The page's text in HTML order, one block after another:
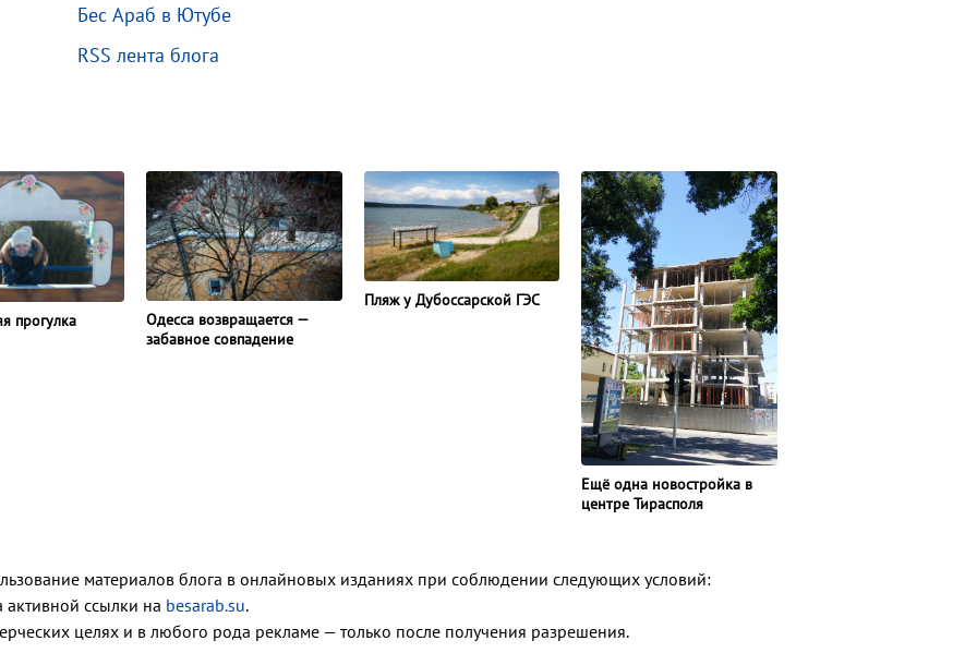
Бес Араб в Ютубе
RSS лента блога
прогулка
Одесса возвращается —
забавное совпадение
Пляж у Дубоссарской ГЭС
Ещё одна новостройка в
центре Тирасполя
материалов блога в онлайновых изданиях при соблюдении следующих условий:
активной ссылки на besarab.su.
целях и в любого рода рекламе — только после получения разрешения.